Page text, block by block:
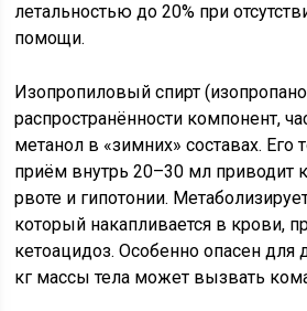
летальностью до 20% при
помощи.
Изопропиловый спирт
распространённости компонент,
метанол в «зимних» составах. Его
приём внутрь 20–30 мл приводит
рвоте и гипотонии.
который накапливается в крови,
кетоацидоз. Особенно опасен для
кг массы тела может вызвать